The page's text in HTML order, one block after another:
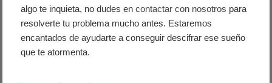
algo te inquieta, no dudes encontactar con nosotros para
resolverte tu problema mucho antes. Estaremos
encantados de ayudarte a conseguir descifrar ese sueño
que te atormenta.